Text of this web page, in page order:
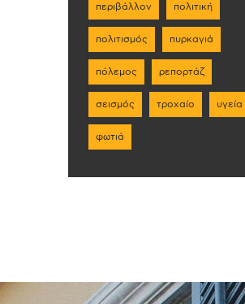
περιβάλλον πολιτική
πολιτισμός πυρκαγιά
πόλεμος ρεπορτάζ
σεισμός τροχαίο υγεία
φωτιά